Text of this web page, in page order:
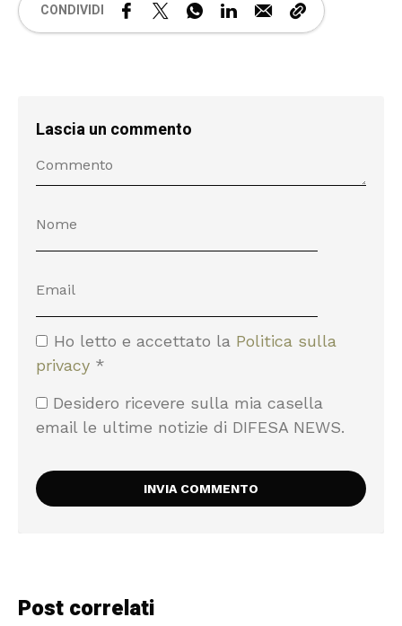
CONDIVIDI
Lascia un commento
Ho letto e accettato la Politica sulla
privacy *
Desidero ricevere sulla mia casella
email le ultime notizie di DIFESA NEWS.
Post correlati